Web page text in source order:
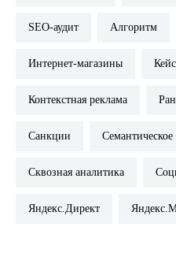
SEO-аудит Алгоритм
Интернет-магазины Кейс
Контекстная реклама
Санкции
Сквозная аналитика
Яндекс.Директ